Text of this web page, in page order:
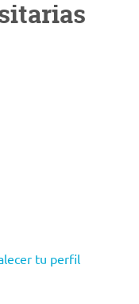
tu perfil